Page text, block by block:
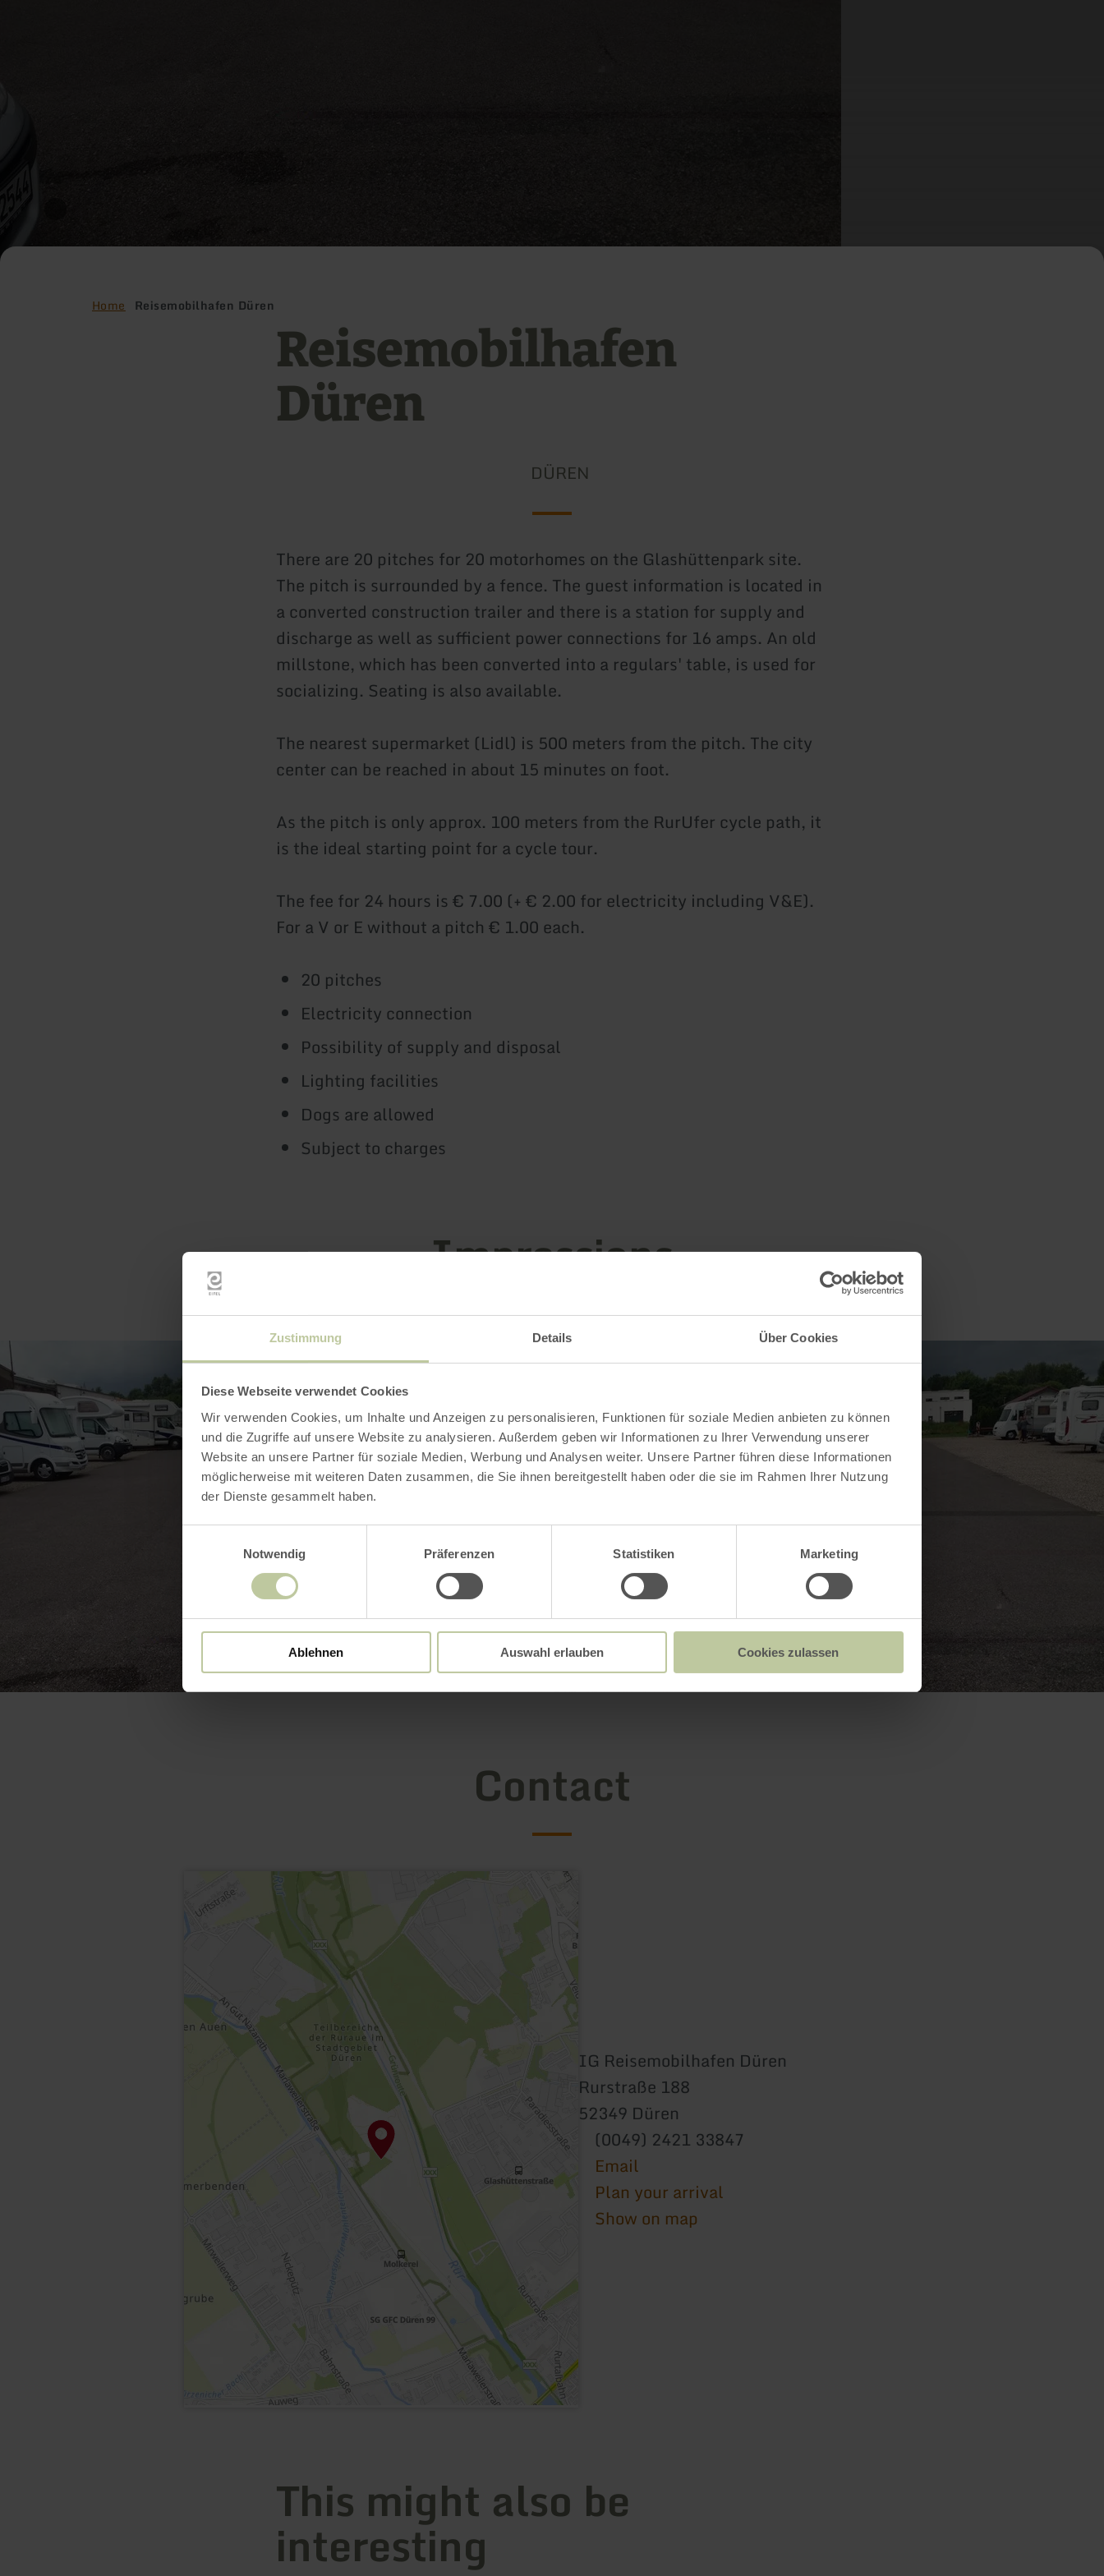
Zustimmung Details Über Cookies
Diese Webseite verwendet Cookies
Wir verwenden Cookies, um Inhalte und Anzeigen zu personalisieren, Funktionen für soziale Medien anbieten zu können
und die Zugriffe auf unsere Website zu analysieren. Außerdem geben wir Informationen zu Ihrer Verwendung unserer
Website an unsere Partner für soziale Medien, Werbung und Analysen weiter. Unsere Partner führen diese Informationen
möglicherweise mit weiteren Daten zusammen, die Sie ihnen bereitgestellt haben oder die sie im Rahmen Ihrer Nutzung
der Dienste gesammelt haben.
Notwendig
Präferenzen Statistiken Marketing
Ablehnen Auswahl erlauben Cookies zulassen
Home Reisemobilhafen Düren
Reisemobilhafen
Düren
DÜREN
There are 20 pitches for 20 motorhomes on the Glashüttenpark site.
The pitch is surrounded by a fence. The guest information is located in
a converted construction trailer and there is a station for supply and
discharge as well as sufficient power connections for 16 amps. An old
millstone, which has been converted into a regulars' table, is used for
socializing. Seating is also available.
The nearest supermarket (Lidl) is 500 meters from the pitch. The city
center can be reached in about 15 minutes on foot.
As the pitch is only approx. 100 meters from the RurUfer cycle path, it
is the ideal starting point for a cycle tour.
The fee for 24 hours is € 7.00 (+ € 2.00 for electricity including V&E).
For a V or E without a pitch € 1.00 each.
20 pitches
Electricity connection
Possibility of supply and disposal
Lighting facilities
Dogs are allowed
Subject to charges
Impressions
Contact
IG Reisemobilhafen Düren
Rurstraße 188
52349 Düren
(0049) 2421 33847
Email
Plan your arrival
Show on map
This might also be
interesting